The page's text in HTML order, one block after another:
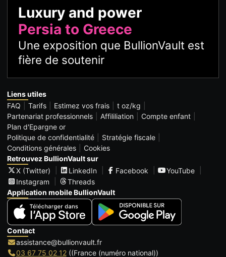
Luxury and power
Persia to Greece
Une exposition que BullionVault est
fière de soutenir
Liens utiles
FAQ
Tarifs Estimez vos frais
t oz/kg
Partenariat professionnels
Affililiation
Compte enfant
Plan d'Epargne or
Politique de confidentialité
Stratégie fiscale
Conditions générales
Cookies
Retrouvez BullionVault sur
X (Twitter)
LinkedIn Facebook
YouTube
Instagram
Threads
Application mobile BullionVault
Contact
assistance@bullionvault.fr
03 67 75 02 12((France (numéro national))